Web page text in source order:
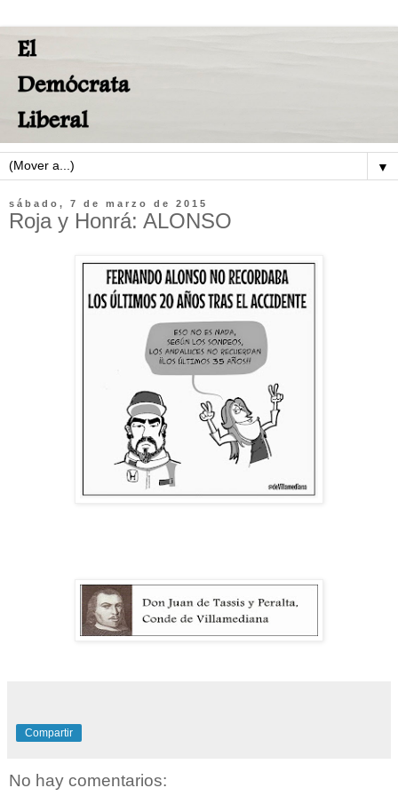
▼
sábado, 7 de marzo de 2015
Roja y Honrá: ALONSO
Compartir
No hay comentarios: